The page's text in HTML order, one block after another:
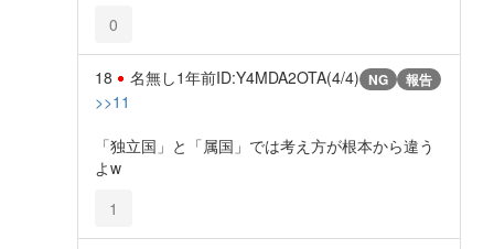
0
18 名無し1年前ID:Y4MDA2OTA(4/4) NG 報告
>>11
「独立国」と「属国」では考え方が根本から違う
よw
1